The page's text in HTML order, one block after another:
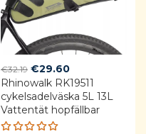
€32.19 Original
price
was:
€32.19.
€29.60Current
price
is:
€29.60.
Rhinowalk RK19511
cykelsadelväska 5L 13L
Vattentät hopfällbar